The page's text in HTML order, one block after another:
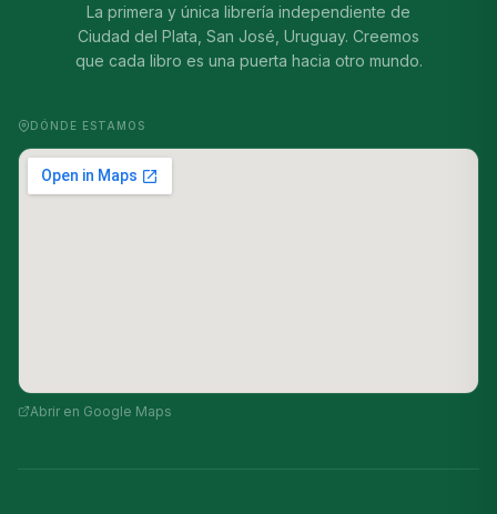
La primera y única librería independiente de
Ciudad del Plata, San José, Uruguay. Creemos
que cada libro es una puerta hacia otro mundo.
DÓNDE ESTAMOS
Abrir en Google Maps